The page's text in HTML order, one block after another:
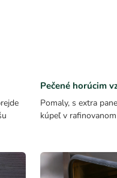
Pečené horúcim
Pomaly, s extra
kúpeľ v